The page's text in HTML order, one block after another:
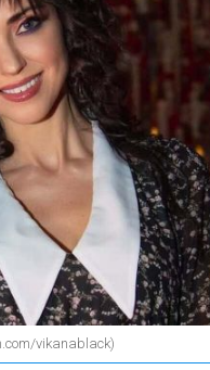
vikanablack)